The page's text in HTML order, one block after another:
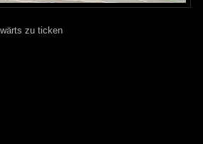
zu ticken